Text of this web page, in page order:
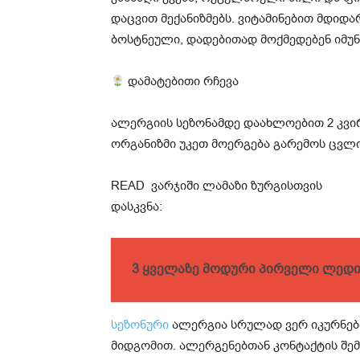
დაცვით მექანიზმებს. ვიტამინებით
ბოსტნეული, დადებითად მოქმედებენ
დამატებითი რჩევა
ალერგიის სეზონამდე დაახლოებით 2
ორგანიზმი უკეთ მოერგება გარემოს
READ ვარჯიში ლამაზი ზურგისთვის
დასკვნა:
3 ყველაზე მოდური პირველი ლედი
სეზონური ალერგია სრულად ვერ
მიდგომით. ალერგენებთან კონტაქტის